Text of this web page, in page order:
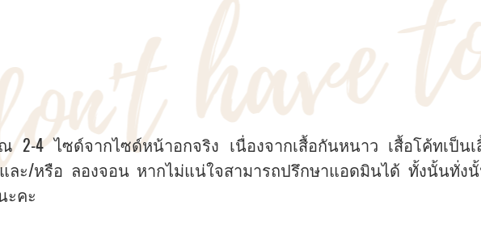
2-4 ไซด์จากไซด์หน้าอกจริง เนื่องจากเสื้อกันหนาว เสื้อโค้ทเป็น
ละ/หรือ ลองจอน หากไม่แน่ใจสามารถปรึกษาแอดมินได้ ทั้งนั้นทั่ง
ะคะ